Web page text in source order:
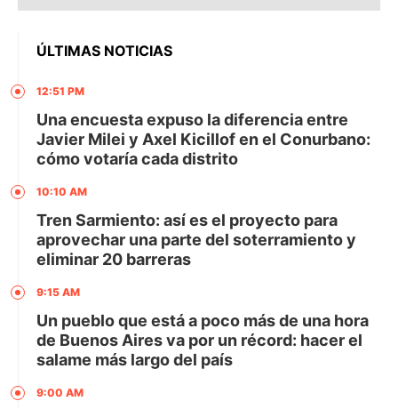
ÚLTIMAS NOTICIAS
12:51 PM
Una encuesta expuso la diferencia entre
Javier Milei y Axel Kicillof en el Conurbano:
cómo votaría cada distrito
10:10 AM
Tren Sarmiento: así es el proyecto para
aprovechar una parte del soterramiento y
eliminar 20 barreras
9:15 AM
Un pueblo que está a poco más de una hora
de Buenos Aires va por un récord: hacer el
salame más largo del país
9:00 AM